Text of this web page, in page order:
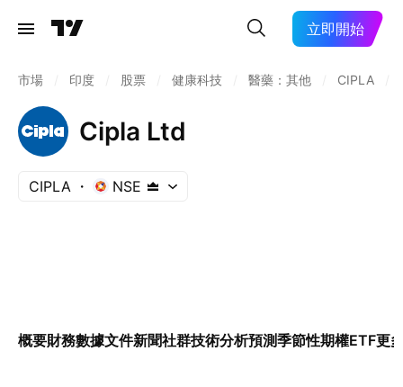
立即開始
市場 印度 股票 健康科技 醫藥：其他 CIPLA
Cipla Ltd
CIPLA NSE
概要財務數據文件新聞社群技術分析預測季節性期權ETF更